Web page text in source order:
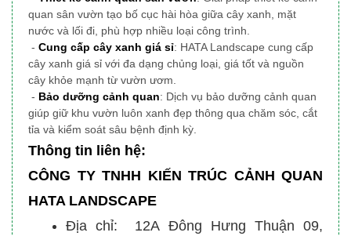
quan sân vườn tạo bố cục hài hòa giữa cây xanh, mặt
nước và lối đi, phù hợp nhiều loại công trình.
- Cung cấp cây xanh giá sỉ: HATA Landscape cung cấp
cây xanh giá sỉ với đa dạng chủng loại, giá tốt và nguồn
cây khỏe mạnh từ vườn ươm.
- Bảo dưỡng cảnh quan: Dịch vụ bảo dưỡng cảnh quan
giúp giữ khu vườn luôn xanh đẹp thông qua chăm sóc, cắt
tỉa và kiểm soát sâu bệnh định kỳ.
Thông tin liên hệ:
CÔNG TY TNHH KIẾN TRÚC CẢNH QUAN
HATA LANDSCAPE
Địa chỉ: 12A Đông Hưng Thuận 09,